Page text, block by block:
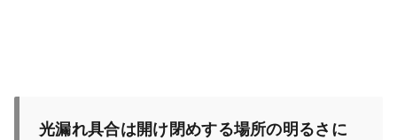
光漏れ具合は開け閉めする場所の明るさに